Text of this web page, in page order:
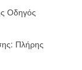
Οδηγός
Πλήρης